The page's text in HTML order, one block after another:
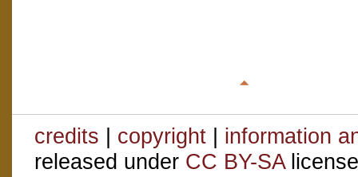
credits | copyright | information
released under CC BY-SA